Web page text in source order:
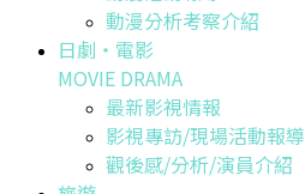
動漫分析考察介紹
日劇・電影
MOVIE DRAMA
最新影視情報
影視專訪/現場活動報導
觀後感/分析/演員介紹